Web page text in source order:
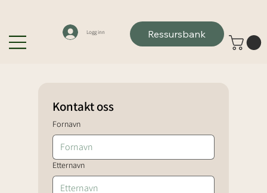
Logg inn Ressursbank
Kontakt oss
Fornavn
Etternavn